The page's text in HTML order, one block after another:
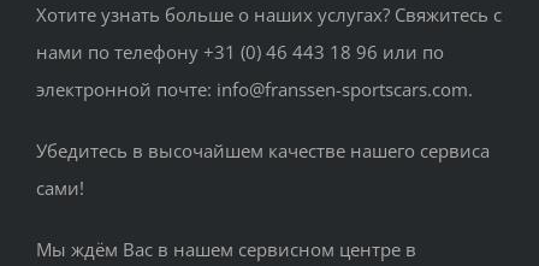
Хотите узнать больше о наших услугах? Свяжитесь с
нами по телефону +31 (0) 46 443 18 96 или по
электронной почте: info@franssen-sportscars.com.
Убедитесь в высочайшем качестве нашего сервиса
сами!
Мы ждём Вас в нашем сервисном центре в